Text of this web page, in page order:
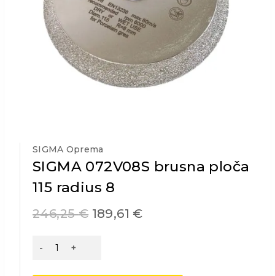
SIGMA Oprema
SIGMA 072V08S brusna ploča
115 radius 8
246,25€ 189,61 €
SIGMA